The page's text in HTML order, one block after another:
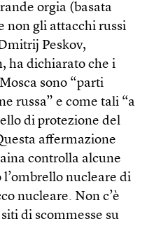
orgia (basata
non gli attacchi russi
Peskov,
ha dichiarato che i
sono “parti
russa” e come tali “a
di protezione del
affermazione
controlla alcune
nucleare di
nucleare. Non c’è
di scommesse su